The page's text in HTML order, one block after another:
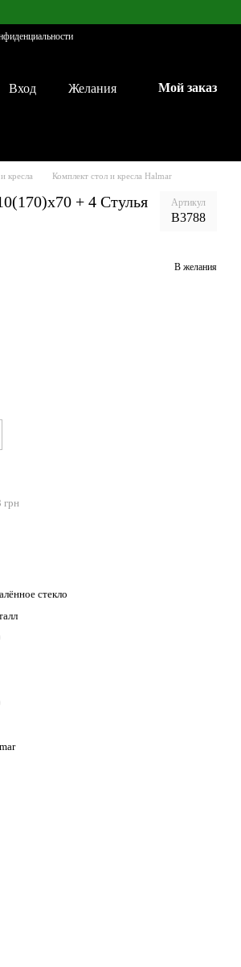
Вход Желания Мой заказ
кресла Комплект стол и кресла Halmar
+ 4 Стулья Артикул
B3788
В желания
грн
стекло